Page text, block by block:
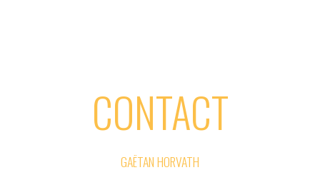
CONTACT
GAËTAN HORVATH